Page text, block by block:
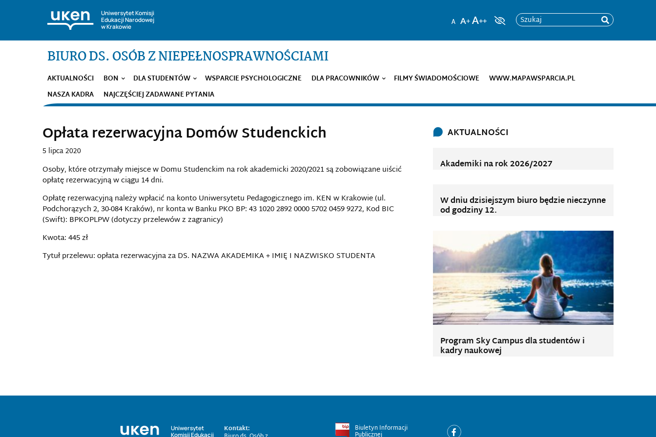
Uniwersytet Komisji
Edukacji Narodowej
w Krakowie
Szukaj
BIURO DS. OSÓB Z NIEPEŁNOSPRAWNOŚCIAMI
AKTUALNOŚCI BON DLA STUDENTÓW WSPARCIE PSYCHOLOGICZNE DLA PRACOWNIKÓW FILMY ŚWIADOMOŚCIOWE
WWW.MAPAWSPARCIA.PL
NASZA KADRA
NAJCZĘŚCIEJ ZADAWANE PYTANIA
Opłata rezerwacyjna Domów Studenckich
5 lipca 2020
Osoby, które otrzymały miejsce w Domu Studenckim na rok akademicki 2020/2021 są zobowiązane uiścić
opłatę rezerwacyjną w ciągu 14 dni.
Opłatę rezerwacyjną należy wpłacić na konto Uniwersytetu Pedagogicznego im. KEN w Krakowie (ul.
Podchorązych 2, 30-084 Kraków), nr konta w Banku PKO BP: 43 1020 2892 0000 5702 0459 9272, Kod BIC
(Swift): BPKOPLPW (dotyczy przelewów z zagranicy)
Kwota: 445 zł
Tytuł przelewu: opłata rezerwacyjna za DS. NAZWA AKADEMIKA + IMIĘ I NAZWISKO STUDENTA
AKTUALNOŚCI
Akademiki na rok 2026/2027
W dniu dzisiejszym biuro będzie nieczynne
od godziny 12.
Program Sky Campus dla studentów i
kadry naukowej
Uniwersytet
Komisji Edukacji
Kontakt: Biuletyn Informacji